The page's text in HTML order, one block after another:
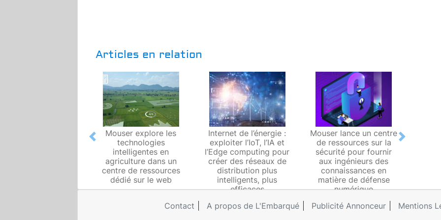
Articles en relation
Mouser explore les
technologies
intelligentes en
agriculture dans un
centre de ressources
dédié sur le web
Internet de l’énergie :
exploiter l’IoT, l’IA et
l’Edge computing pour
créer des réseaux de
distribution plus
intelligents, plus
efficaces
Mouser lance un centre
de ressources sur la
sécurité pour fournir
aux ingénieurs des
connaissances en
matière de défense
numérique
Previous Next
Contact A propos de L'Embarqué Publicité Annonceur Mentions